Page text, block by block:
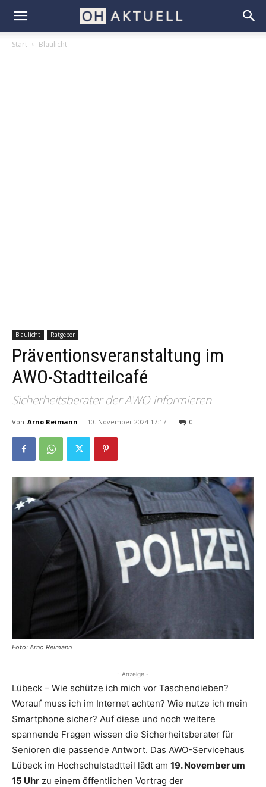
Start Blaulicht
Blaulicht Ratgeber
Präventionsveranstaltung im
AWO-Stadtteilcafé
Sicherheitsberater der AWO informieren
Von Arno Reimann - 10. November 2024 17:17 0
Foto: Arno Reimann
- Anzeige -
Lübeck – Wie schütze ich mich vor Taschendieben?
Worauf muss ich im Internet achten? Wie nutze ich mein
Smartphone sicher? Auf diese und noch weitere
spannende Fragen wissen die Sicherheitsberater für
Senioren die passende Antwort. Das AWO-Servicehaus
Lübeck im Hochschulstadtteil lädt am 19. November um
15 Uhr zu einem öffentlichen Vortrag der